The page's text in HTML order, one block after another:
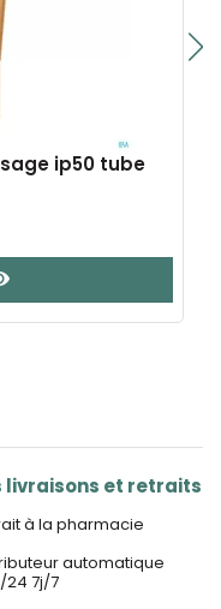
ip50 tube
livraisons et retraits
à la pharmacie
automatique
24 7j/7